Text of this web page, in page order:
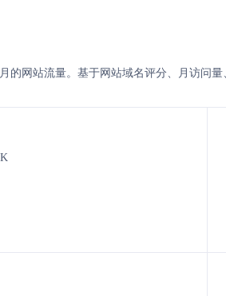
月的网站流量。基于网站域名评分、月访问